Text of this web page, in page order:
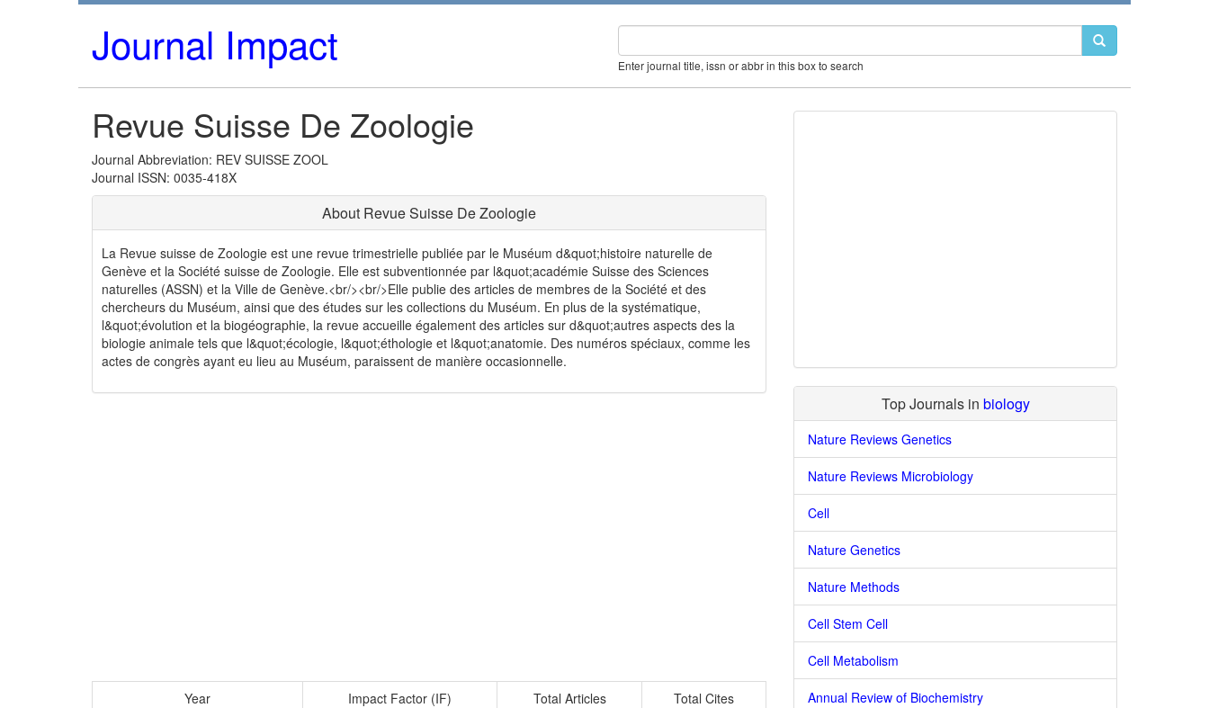
Journal Impact Enter journal title, issn or abbr in this box to search
Revue Suisse De Zoologie
Journal Abbreviation: REV SUISSE ZOOL
Journal ISSN: 0035-418X
About Revue Suisse De Zoologie
La Revue suisse de Zoologie est une revue trimestrielle publiée par le Muséum d&quot;histoire naturelle de
Genève et la Société suisse de Zoologie. Elle est subventionnée par l&quot;académie Suisse des Sciences
naturelles (ASSN) et la Ville de Genève.<br/><br/>Elle publie des articles de membres de la Société et des
chercheurs du Muséum, ainsi que des études sur les collections du Muséum. En plus de la systématique,
l&quot;évolution et la biogéographie, la revue accueille également des articles sur d&quot;autres aspects des la
biologie animale tels que l&quot;écologie, l&quot;éthologie et l&quot;anatomie. Des numéros spéciaux, comme les
actes de congrès ayant eu lieu au Muséum, paraissent de manière occasionnelle.
Year Impact Factor (IF) Total Articles
Total Cites
Top Journals in biology
Nature Reviews Genetics
Nature Reviews Microbiology
Cell
Nature Genetics
Nature Methods
Cell Stem Cell
Cell Metabolism
Annual Review of Biochemistry